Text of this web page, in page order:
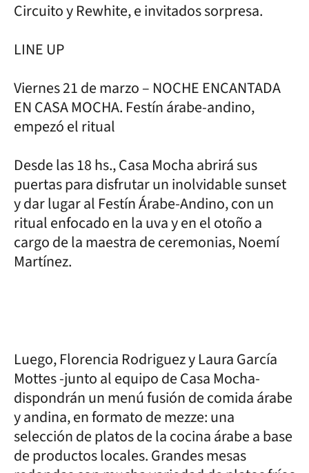
Circuito y Rewhite, e invitados sorpresa.
LINE UP
Viernes 21 de marzo – NOCHE ENCANTADA
EN CASA MOCHA. Festín árabe-andino,
empezó el ritual
Desde las 18 hs., Casa Mocha abrirá sus
puertas para disfrutar un inolvidable sunset
y dar lugar al Festín Árabe-Andino, con un
ritual enfocado en la uva y en el otoño a
cargo de la maestra de ceremonias, Noemí
Martínez.
Luego, Florencia Rodriguez y Laura García
Mottes -junto al equipo de Casa Mocha-
dispondrán un menú fusión de comida árabe
y andina, en formato de mezze: una
selección de platos de la cocina árabe a base
de productos locales. Grandes mesas